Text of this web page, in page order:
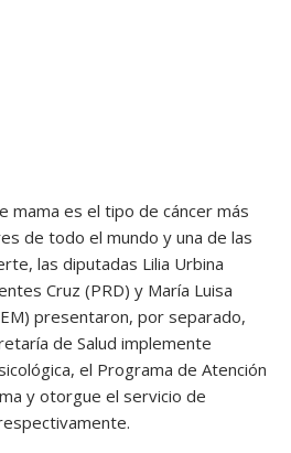
mama es el tipo de cáncer más
de todo el mundo y una de las
las diputadas Lilia Urbina
Cruz (PRD) y María Luisa
presentaron, por separado,
de Salud implemente
el Programa de Atención
y otorgue el servicio de